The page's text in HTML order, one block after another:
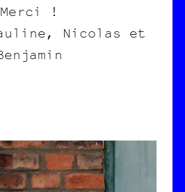
Merci !
Nicolas et